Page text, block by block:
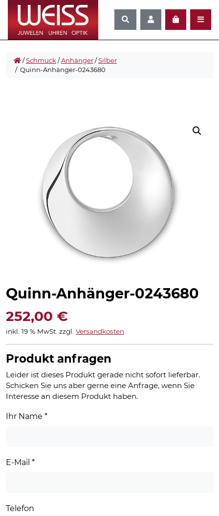
/Schmuck/Anhänger/Silber
/ Quinn-Anhänger-0243680
Quinn-Anhänger-0243680
252,00 €
inkl. 19 % MwSt. zzgl. Versandkosten
Produkt anfragen
Leider ist dieses Produkt gerade nicht sofort lieferbar.
Schicken Sie uns aber gerne eine Anfrage, wenn Sie
Interesse an diesem Produkt haben.
Ihr Name *
E-Mail *
Telefon